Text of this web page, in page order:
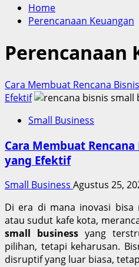
Home
Perencanaan Keuangan
Perencanaan
Cara Membuat Rencana
Efektif
Small Business
Cara Membuat
yang Efektif
Small Business Agustus 25,
Di era di mana inovasi
atau sudut kafe kota,
small businessyang
pilihan, tetapi keharusan.
disruptif yang luar biasa,